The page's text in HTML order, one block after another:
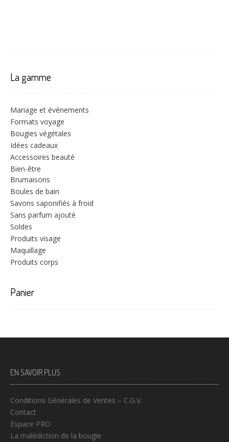
La gamme
Mariage et événements
Formats voyage
Bougies végétales
Idées cadeaux
Accessoires beauté
Bien-être
Brumaisons
Boules de bain
Savons saponifiés à froid
Sans parfum ajouté
Soldes
Produits visage
Maquillage
Produits corps
Panier
EN SAVOIR PLUS
Conditions Générales de Ventes – C.G.V.
Contact
Espace PRO
La malédiction de la bougie